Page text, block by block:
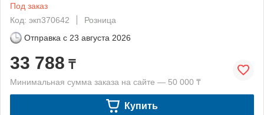
Под заказ
Код: экп370642
Розница
Отправка с 23 августа 2026
33 788 ₸
Минимальная сумма заказа на сайте — 50 000 ₸
Купить